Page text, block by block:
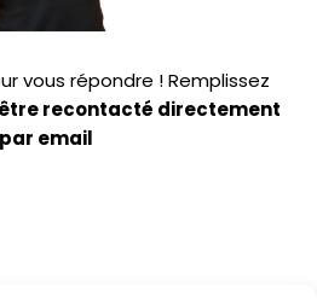
vous répondre ! Remplissez
être recontacté directement
par email